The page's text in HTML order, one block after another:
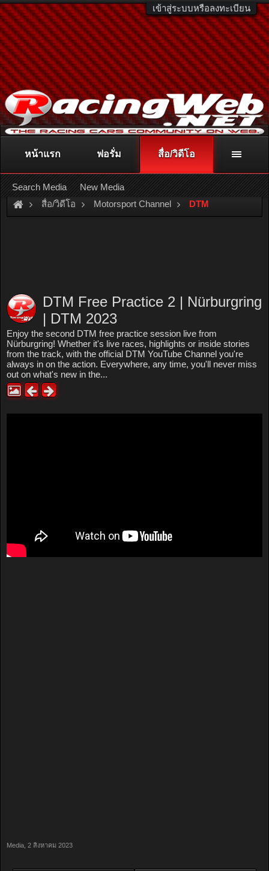
เข้าสู่ระบบหรือลงทะเบียน
ติดต่อลงโฆษณา racingweb@gmail.comหรือโทร. 081-811-1138
หรืออ่านรายละเอียดเพิ่มเติม คลิกที่นี่
สื่อ/วิดีโอ Motorsport Channel DTM
DTM Free Practice 2 | Nürburgring
| DTM 2023
Enjoy the second DTM free practice session live from
Nürburgring! Whether it's live races, highlights or inside stories
from the track, with the official DTM YouTube Channel you're
always in on the action. Everywhere, any time, you'll never miss
out on what's new in the...
Media 2 สิงหาคม 2023
หน้าแรก ฟอรั่ม สื่อ/วิดีโอ
Search Media New Media